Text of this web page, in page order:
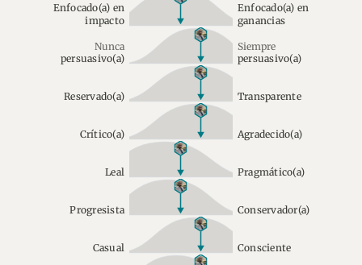
Enfocado(a) en
impacto
Enfocado(a) en
ganancias
Nunca
persuasivo(a)
Siempre
persuasivo(a)
Reservado(a) Transparente
Crítico(a) Agradecido(a)
Leal Pragmático(a)
Progresista Conservador(a)
Casual Consciente